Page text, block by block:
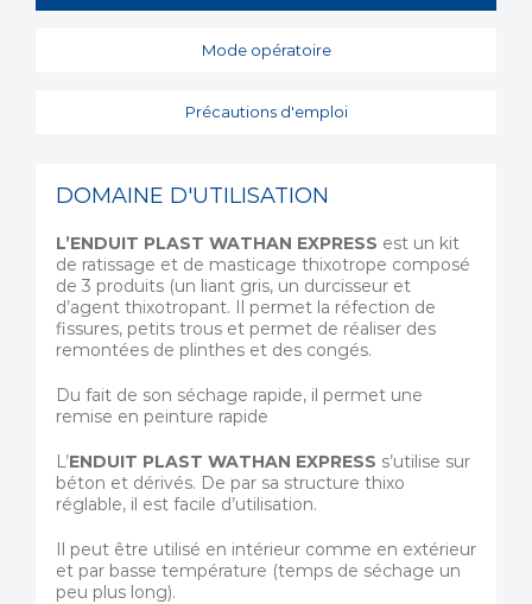
Mode opératoire
Précautions d'emploi
DOMAINE D'UTILISATION
L’ENDUIT PLAST WATHAN EXPRESS est un kit
de ratissage et de masticage thixotrope composé
de 3 produits (un liant gris, un durcisseur et
d’agent thixotropant. Il permet la réfection de
fissures, petits trous et permet de réaliser des
remontées de plinthes et des congés.
Du fait de son séchage rapide, il permet une
remise en peinture rapide
L’ENDUIT PLAST WATHAN EXPRESS s’utilise sur
béton et dérivés. De par sa structure thixo
réglable, il est facile d’utilisation.
Il peut être utilisé en intérieur comme en extérieur
et par basse température (temps de séchage un
peu plus long).